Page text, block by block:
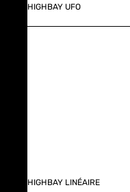
HIGHBAY UFO
HIGHBAY LINÉAIRE